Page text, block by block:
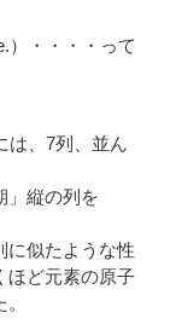
）・・・・って
は、7列、並ん
」縦の列を
に似たような性
ほど元素の原子